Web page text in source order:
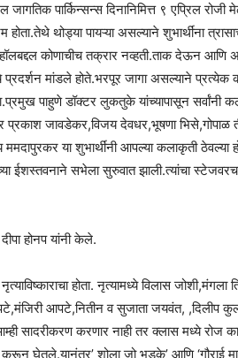
जागतिक पार्किन्सन्स दिनानिमित्त ९ एप्रिल
होता.तेथे थोड्या पायऱ्या असल्याने शुभार्थींना
कोणाचीच तक्रार नव्हती.ताक देऊन आणि
प्रदर्शन मांडले होते.भरपूर जागा असल्याने
पाहुणे डॉक्टर लुकतुके यांच्यापासून
प्रकाश जावडेकर,विजय देवधर,भूषणा
या शुभार्थींनी आपल्या कलाकृती ठेवल्या
ईशस्तवनाने सभेला सुरुवात झाली.त्यांचा
होनप यांनी केले.
नृत्याविष्काराचा होता. नृत्यामध्ये विलास
आपटे,नितीन व सुजाता जयवंत, ,दिलीप
सादरीकरण करणार नाही तर क्लास मध्ये रोज
करून घेतले.यानंतर’ शोला जो भडके’ आणि ‘गौराई